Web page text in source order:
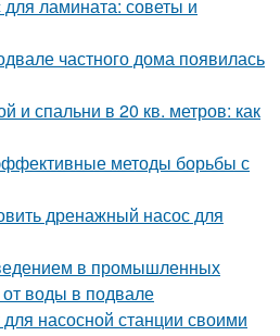
ламината: советы и
частного дома появилась
и спальни в 20 кв. метров: как
методы борьбы с
дренажный насос для
в промышленных
от воды в подвале
насосной станции своими